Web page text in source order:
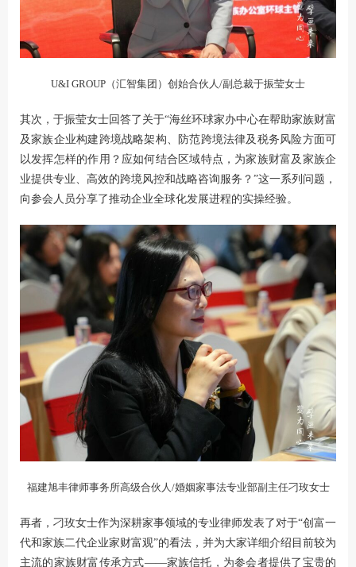
U&I GROUP（汇智集团）创始合伙人/副总裁于振莹女士
其次，于振莹女士回答了关于“海丝环球家办中心在帮助家族财富
及家族企业构建跨境战略架构、防范跨境法律及税务风险方面可
以发挥怎样的作用？应如何结合区域特点，为家族财富及家族企
业提供专业、高效的跨境风控和战略咨询服务？”这一系列问题，
向参会人员分享了推动企业全球化发展进程的实操经验。
福建旭丰律师事务所高级合伙人/婚姻家事法专业部副主任刁玫女士
再者，刁玫女士作为深耕家事领域的专业律师发表了对于“创富一
代和家族二代企业家财富观”的看法，并为大家详细介绍目前较为
主流的家族财富传承方式——家族信托，为参会者提供了宝贵的